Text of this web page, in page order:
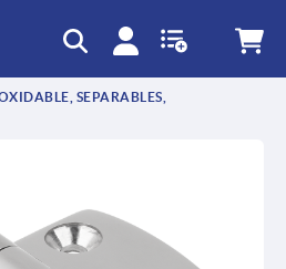
SEPARABLES,